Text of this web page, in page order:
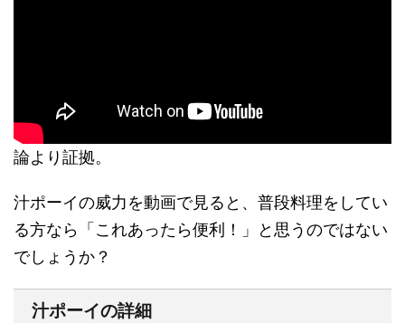
論より証拠。
汁ポーイの威力を動画で見ると、普段料理をしてい
る方なら「これあったら便利！」と思うのではない
でしょうか？
汁ポーイの詳細